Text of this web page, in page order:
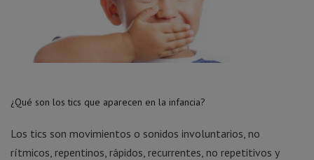
¿Qué son los tics que aparecen en la infancia?
Los tics son movimientos o sonidos involuntarios, no
rítmicos, repentinos, rápidos, recurrentes, no repetitivos y